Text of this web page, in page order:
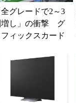
全グレードで2～3
増し」の衝撃 グ
ィックスカード
アキバの購入制限